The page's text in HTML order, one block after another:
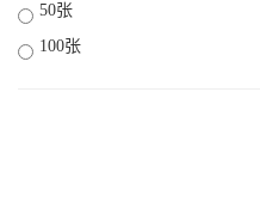
多人
全部18岁以下
18岁以上
50张
100张